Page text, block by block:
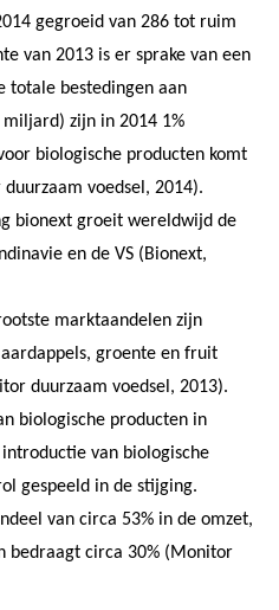
gegroeid van 286 tot ruim
van 2013 is er sprake van een
totale bestedingen aan
zijn in 2014 1%
biologische producten komt
voedsel, 2014).
bionext groeit wereldwijd de
en de VS (Bionext,
marktaandelen zijn
groente en fruit
duurzaam voedsel, 2013).
biologische producten in
van biologische
gespeeld in de stijging.
van circa 53% in de omzet,
bedraagt circa 30% (Monitor